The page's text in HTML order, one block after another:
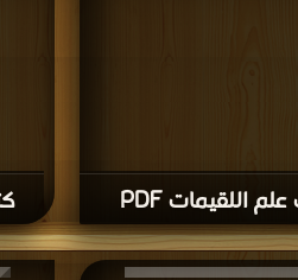
باللغة العربية مجانا
المستخدمون.للتبليغ عن كتاب محمي بحقوق
·